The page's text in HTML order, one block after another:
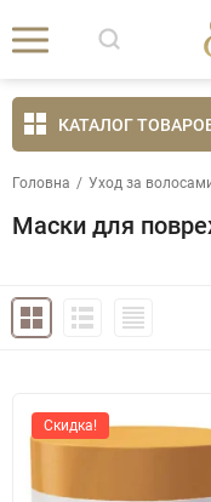
КАТАЛОГ
Головна / Уход за
Маски для
Скидка!